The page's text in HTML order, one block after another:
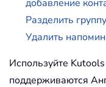
добавление
Разделить
Удалить
Используйте
поддерживаются